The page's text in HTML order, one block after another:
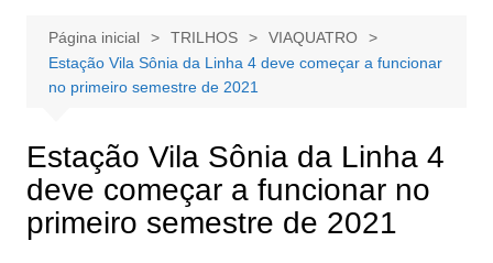
Página inicial TRILHOS
VIAQUATRO
Estação Vila Sônia da Linha 4 deve começar a funcionar
no primeiro semestre de 2021
Estação Vila Sônia da Linha 4
deve começar a funcionar no
primeiro semestre de 2021